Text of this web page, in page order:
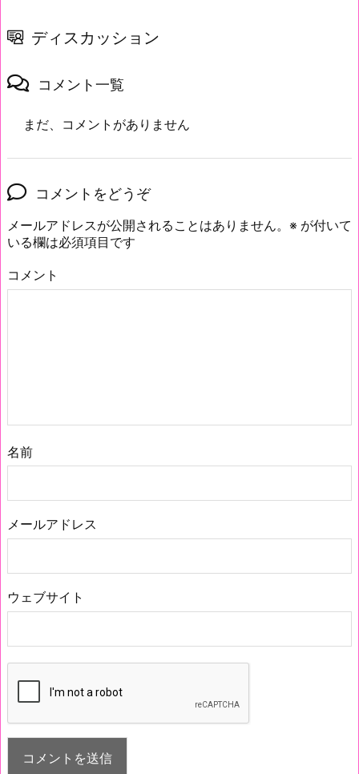
ディスカッション
コメント一覧
まだ、コメントがありません
コメントをどうぞ
メールアドレスが公開されることはありません。 ※ が付いて
いる欄は必須項目です
コメント
名前
メールアドレス
ウェブサイト